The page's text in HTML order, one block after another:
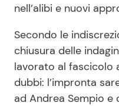
nell’alibi e nuovi
Secondo le
chiusura delle
lavorato al fascicolo
dubbi: l’impronta
ad Andrea Sempio